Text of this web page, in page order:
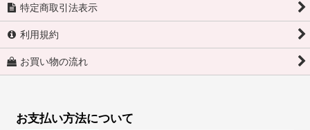
特定商取引法表示
利用規約
お買い物の流れ
お支払い方法について